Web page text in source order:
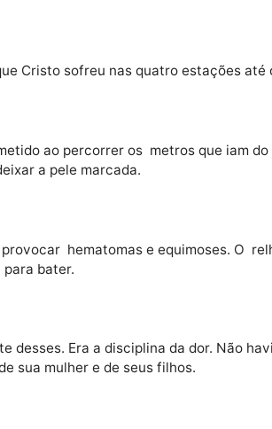
que ser surrado, ia até o quarto
apanhar”.
o que Cristo sofreu nas quatro
ao percorrer os metros
iria deixar a pele marcada.